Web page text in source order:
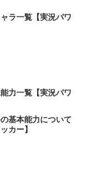
ラ一覧【実況パワ
力一覧【実況パワ
基本能力について
カー】